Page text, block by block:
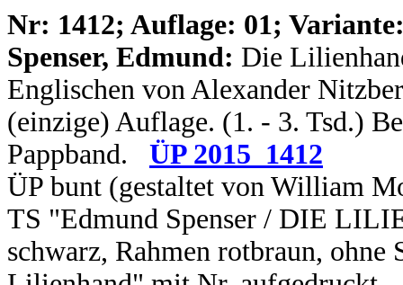
Nr: 1412; Auflage: 01;
Spenser, Edmund: Die
Englischen von Alexander
(einzige) Auflage. (1. - 3. Tsd.)
Pappband.
ÜP 2015_1412
ÜP bunt (gestaltet von William
TS "Edmund Spenser / DIE
schwarz, Rahmen rotbraun,